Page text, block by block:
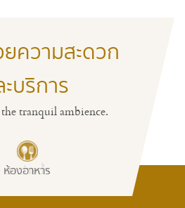
ความสะดวก
ะบริการ
tranquil ambience.
สระว่ายน้ำ
ห้องอาหาร